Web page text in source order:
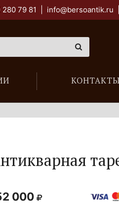
79 81 info@bersoantik.ru
КОНТАКТЫ
000